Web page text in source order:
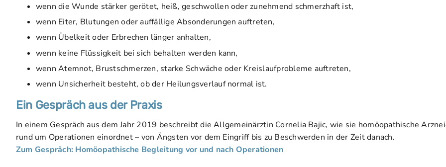
wenn die Wunde stärker gerötet, heiß, geschwollen oder zunehmend schmerzhaft ist,
wenn Eiter, Blutungen oder auffällige Absonderungen auftreten,
wenn Übelkeit oder Erbrechen länger anhalten,
wenn keine Flüssigkeit bei sich behalten werden kann,
wenn Atemnot, Brustschmerzen, starke Schwäche oder Kreislaufprobleme auftreten,
wenn Unsicherheit besteht, ob der Heilungsverlauf normal ist.
Ein Gespräch aus der Praxis
In einem Gespräch aus dem Jahr 2019 beschreibt die Allgemeinärztin Cornelia Bajic, wie sie homöopathische
rund um Operationen einordnet – von Ängsten vor dem Eingriff bis zu Beschwerden in der Zeit danach.
Zum Gespräch: Homöopathische Begleitung vor und nach Operationen